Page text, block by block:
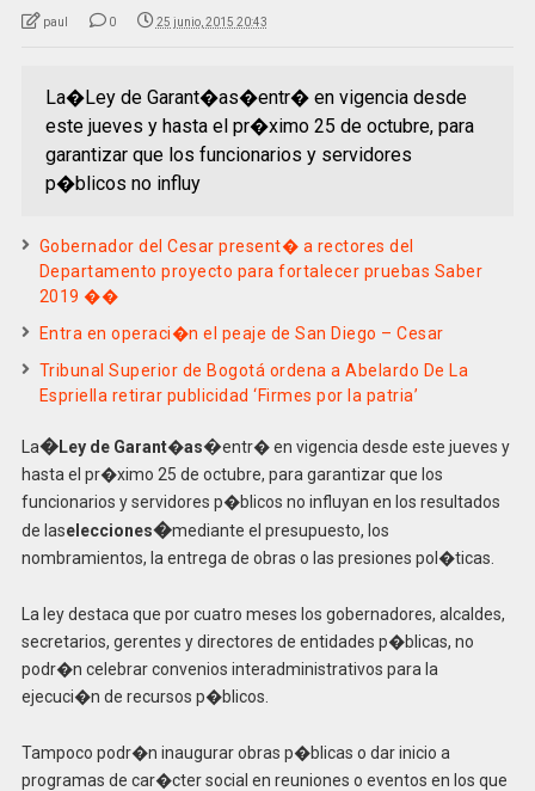
paul 0 25 junio, 2015 20:43
La�Ley de Garant�as�entr� en vigencia desde
este jueves y hasta el pr�ximo 25 de octubre, para
garantizar que los funcionarios y servidores
p�blicos no influy
Gobernador del Cesar present� a rectores del
Departamento proyecto para fortalecer pruebas Saber
2019 ��
Entra en operaci�n el peaje de San Diego – Cesar
Tribunal Superior de Bogotá ordena a Abelardo De La
Espriella retirar publicidad ‘Firmes por la patria’
La�Ley de Garant�as�entr� en vigencia desde este jueves y
hasta el pr�ximo 25 de octubre, para garantizar que los
funcionarios y servidores p�blicos no influyan en los resultados
de laselecciones�mediante el presupuesto, los
nombramientos, la entrega de obras o las presiones pol�ticas.
La ley destaca que por cuatro meses los gobernadores, alcaldes,
secretarios, gerentes y directores de entidades p�blicas, no
podr�n celebrar convenios interadministrativos para la
ejecuci�n de recursos p�blicos.
Tampoco podr�n inaugurar obras p�blicas o dar inicio a
programas de car�cter social en reuniones o eventos en los que